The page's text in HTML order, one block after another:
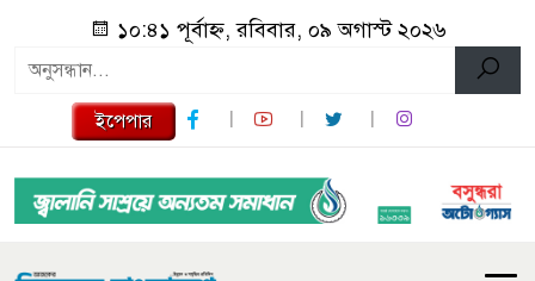
১০:৪১ পূর্বাহ্ন, রবিবার, ০৯ অগাস্ট ২০২৬
ইপেপার